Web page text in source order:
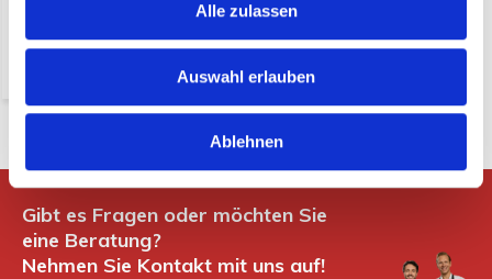
Alle zulassen
Auswahl erlauben
Ablehnen
Gibt es Fragen oder möchten Sie
eine Beratung?
Nehmen Sie Kontakt mit uns auf!